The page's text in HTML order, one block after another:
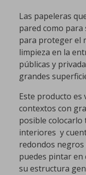
Las papeleras
pared como
para proteger el
limpieza en la
públicas y
grandes
Este producto es
contextos con
posible
interiores y
redondos negros
puedes pintar en
su estructura